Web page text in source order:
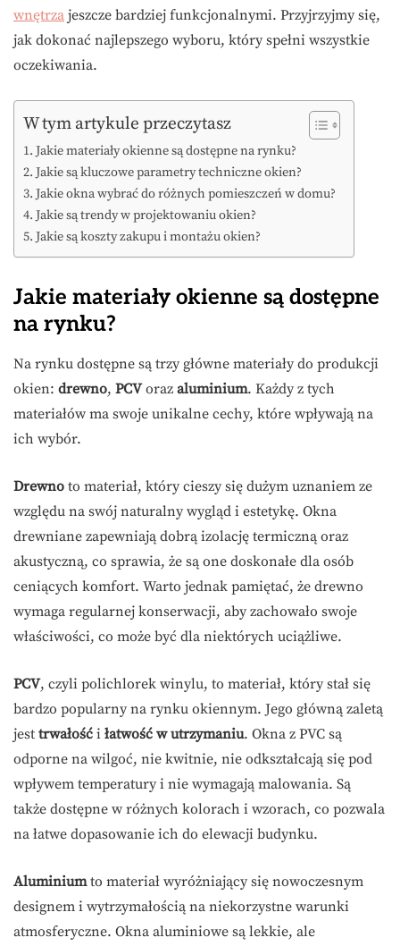
wnętrza jeszcze bardziej funkcjonalnymi. Przyjrzyjmy się,
jak dokonać najlepszego wyboru, który spełni wszystkie
oczekiwania.
W tym artykule przeczytasz
Jakie materiały okienne są dostępne na rynku?
Jakie są kluczowe parametry techniczne okien?
Jakie okna wybrać do różnych pomieszczeń w domu?
Jakie są trendy w projektowaniu okien?
Jakie są koszty zakupu i montażu okien?
Jakie materiały okienne są dostępne
na rynku?
Na rynku dostępne są trzy główne materiały do produkcji
okien: drewno, PCVoraz aluminium. Każdy z tych
materiałów ma swoje unikalne cechy, które wpływają na
ich wybór.
Drewno to materiał, który cieszy się dużym uznaniem ze
względu na swój naturalny wygląd i estetykę. Okna
drewniane zapewniają dobrą izolację termiczną oraz
akustyczną, co sprawia, że są one doskonałe dla osób
ceniących komfort. Warto jednak pamiętać, że drewno
wymaga regularnej konserwacji, aby zachowało swoje
właściwości, co może być dla niektórych uciążliwe.
PCV, czyli polichlorek winylu, to materiał, który stał się
bardzo popularny na rynku okiennym. Jego główną zaletą
jest trwałość i łatwość w utrzymaniu. Okna z PVC są
odporne na wilgoć, nie kwitnie, nie odkształcają się pod
wpływem temperatury i nie wymagają malowania. Są
także dostępne w różnych kolorach i wzorach, co pozwala
na łatwe dopasowanie ich do elewacji budynku.
Aluminiumto materiał wyróżniający się nowoczesnym
designem i wytrzymałością na niekorzystne warunki
atmosferyczne. Okna aluminiowe są lekkie, ale